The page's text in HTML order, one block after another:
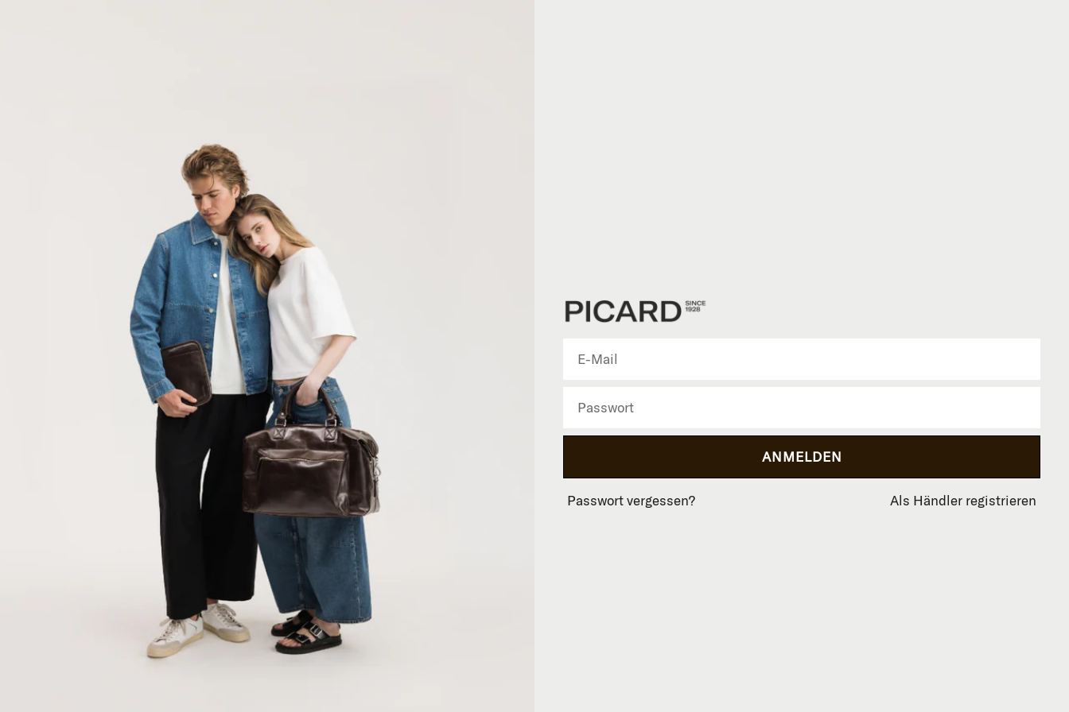
Passwort vergessen? Als Händler registrieren